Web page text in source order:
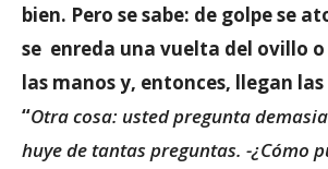
bien. Pero se sabe: de golpe se
se enreda una vuelta del ovillo
las manos y, entonces, llegan
“Otra cosa: usted pregunta
huye de tantas preguntas. -¿Cómo